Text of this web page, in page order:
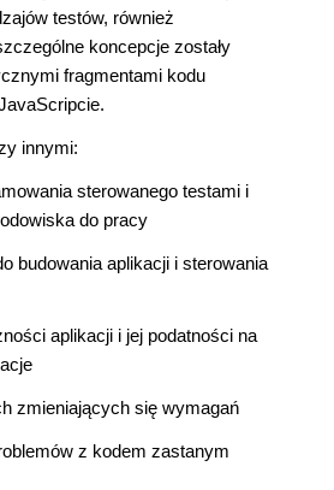
testów, również
koncepcje zostały
fragmentami kodu
innymi:
sterowanego testami i
do pracy
budowania aplikacji i sterowania
aplikacji i jej podatności na
zmieniających się wymagań
z kodem zastanym